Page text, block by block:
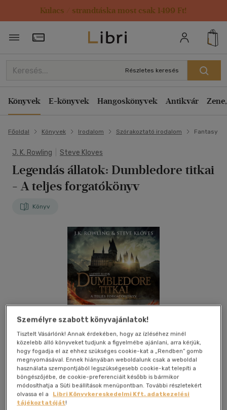
Kulacs / strandtáska most csak 1499 Ft!
Törzsvásárlói Kártya adatai
Részletes keresés
Könyvek E-könyvek Hangoskönyvek Antikvár
Főoldal Könyvek Irodalom Szórakoztató irodalom Fantasy
J. K. Rowling Steve Kloves
Legendás állatok: Dumbledore titkai
- A teljes forgatókönyv
Könyv
Kívánságlistához adom
Személyre szabott könyvajánlatok!
Tisztelt Vásárlónk! Annak érdekében, hogy az ízléséhez minél
közelebb álló könyveket tudjunk a figyelmébe ajánlani, arra kérjük,
hogy fogadja el az ehhez szükséges cookie-kat a „Rendben” gomb
megnyomásával. Ennek hiányában weboldalunk csak a weboldal
használata szempontjából legszükségesebb cookie-kat telepíti a
böngészőjébe, de cookie-preferenciáit később is bármikor
módosíthatja a Süti beállítások menüpontban. További részletekért
olvassa el a
Libri Könyvkereskedelmi Kft. adatkezelési
tájékoztatóját!